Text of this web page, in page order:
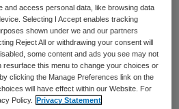
Dokters
te sporen afscheid te
Het lied gelanceerd ter
het programma Faexit.
and access personal data, like browsing data
Selecting I Accept enables tracking
shown under we and our partners
Reject All or withdrawing your consent will
some content and ads you see may not
resurface this menu to change your choices or
clicking the Manage Preferences link on the
will have effect within our Website. For
Policy.
Privacy Statement